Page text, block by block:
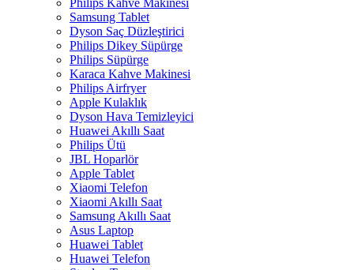
Philips Kahve Makinesi
Samsung Tablet
Dyson Saç Düzleştirici
Philips Dikey Süpürge
Philips Süpürge
Karaca Kahve Makinesi
Philips Airfryer
Apple Kulaklık
Dyson Hava Temizleyici
Huawei Akıllı Saat
Philips Ütü
JBL Hoparlör
Apple Tablet
Xiaomi Telefon
Xiaomi Akıllı Saat
Samsung Akıllı Saat
Asus Laptop
Huawei Tablet
Huawei Telefon